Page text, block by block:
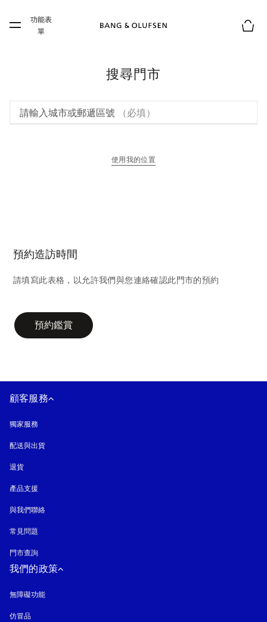
Skip to main footer
功能表
單
搜尋門市
請輸入城市或郵遞區號 （必填）
使用我的位置
預約造訪時間
請填寫此表格，以允許我們與您連絡確認此門市的預約
預約鑑賞
顧客服務
獨家服務
配送與出貨
退貨
產品支援
與我們聯絡
常見問題
門市查詢
我們的政策
無障礙功能
仿冒品